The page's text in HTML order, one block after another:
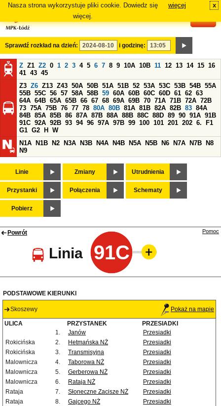
Nasza strona wykorzystuje pliki cookie. Dowiedz się
więcej.
więcej x
Sprawdź rozkład na dzień: i godzinę:
Z Z1 Z2 0 1 2 3 4 5 6 7 8 9 10A 10B 11 12 13 14 15 16
41 43 45
Z3 Z6 Z13 Z43 50A 50B 51A 51B 52 53A 53C 53B 54B 55A
55B 55C 56 57 58A 58B 59 60A 60B 60C 60D 61 62 63
64A 64B 65A 65B 66 67 68 69A 69B 70 71A 71B 72A 72B
73 75A 75B 76 77 78 80A 80B 81A 81B 82A 82B 83 84A
84B 85A 85B 86 87A 87B 88A 88B 88C 88D 89 90 91A 91B
91C 92A 92B 93 94 96 97A 97B 99 100 101 201 202 6.
F1
G1 G2 H
W
N1A
N1B N2 N3A N3B N4A N4B N5A N5B N6 N7A N7B
N8
N9
Linie Zmiany Utrudnienia
Przystanki Połączenia Schematy
Pobierz
Powrót
Linia 91C
Pomoc
PODSTAWOWE KIERUNKI
Skoszewy Pokaż na mapie
ULICA PRZYSTANEK
PRZESIADKI
1.
Janów
Przesiadki
Rokicińska
2. Hetmańska NŻ
Przesiadki
Rokicińska
3. Transmisyjna
Przesiadki
Malownicza
4. Taborowa NŻ
Przesiadki
Malownicza
5. Gerberowa NŻ
Przesiadki
Malownicza
6. Rataja NŻ
Przesiadki
Rataja
7. Słoneczne Zacisze NŻ
Przesiadki
Rataja
8. Gajcego NŻ
Przesiadki